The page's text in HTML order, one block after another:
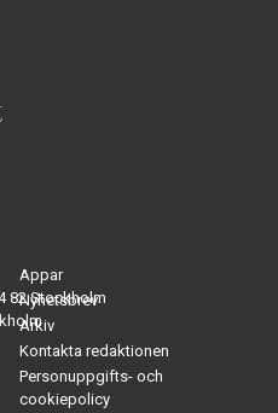
82 Stockholm
Appar
Nyhetsbrev
Arkiv
Kontakta redaktionen
Personuppgifts- och
cookiepolicy